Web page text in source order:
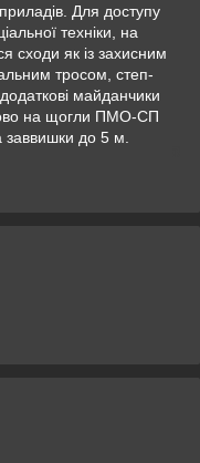
Для доступу
техніки, на
сходи як із захисним
тросом, степ-
майданчики
на щогли ПМО-СП
заввишки до 5 м.